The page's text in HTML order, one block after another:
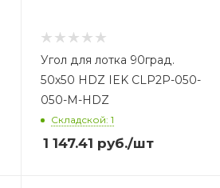
Угол для лотка 90град.
50х50 HDZ IEK CLP2P-050-
050-M-HDZ
Складской: 1
1 147.41 руб./шт